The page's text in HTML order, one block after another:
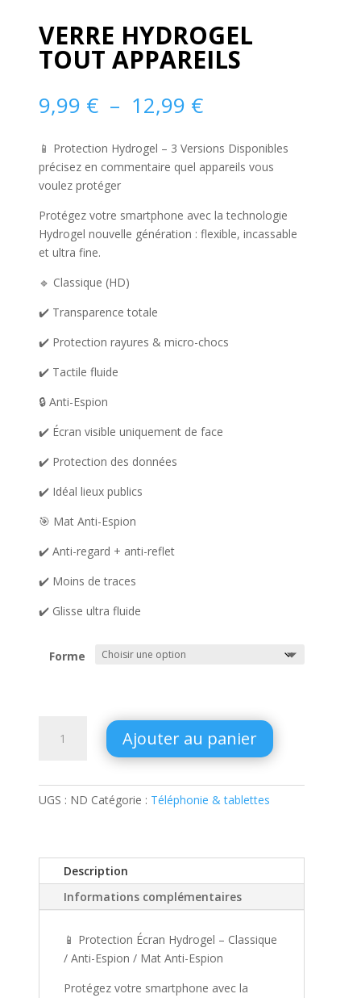
VERRE HYDROGEL
TOUT APPAREILS
9,99 € – 12,99 €Plage
de
prix :
9,99 €
à
📱 Protection Hydrogel – 3 Versions Disponibles
précisez en commentaire quel appareils vous
voulez protéger
Protégez votre smartphone avec la technologie
Hydrogel nouvelle génération : flexible, incassable
et ultra fine.
🔹 Classique (HD)
✔️ Transparence totale
✔️ Protection rayures & micro-chocs
✔️ Tactile fluide
🔒 Anti-Espion
✔️ Écran visible uniquement de face
✔️ Protection des données
✔️ Idéal lieux publics
🎯 Mat Anti-Espion
✔️ Anti-regard + anti-reflet
✔️ Moins de traces
✔️ Glisse ultra fluide
Forme
Tout
Ajouter au panier
UGS : ND Catégorie : Téléphonie & tablettes
Description
Informations complémentaires
📱 Protection Écran Hydrogel – Classique
/ Anti-Espion / Mat Anti-Espion
Protégez votre smartphone avec la